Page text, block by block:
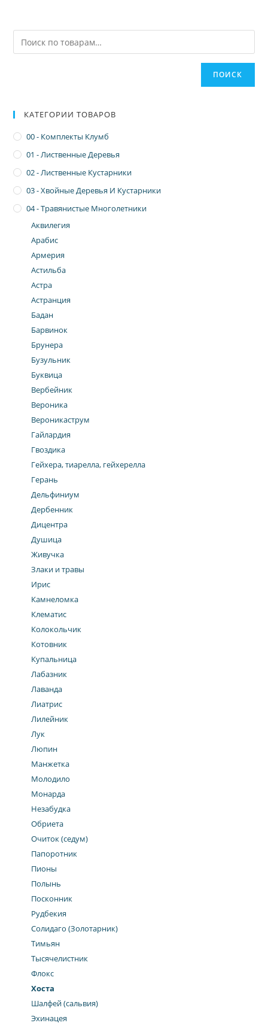
ПОИСК
КАТЕГОРИИ ТОВАРОВ
00 - Комплекты Клумб
01 - Лиственные Деревья
02 - Лиственные Кустарники
03 - Хвойные Деревья И Кустарники
04 - Травянистые Многолетники
Аквилегия
Арабис
Армерия
Астильба
Астра
Астранция
Бадан
Барвинок
Брунера
Бузульник
Буквица
Вербейник
Вероника
Вероникаструм
Гайлардия
Гвоздика
Гейхера, тиарелла, гейхерелла
Герань
Дельфиниум
Дербенник
Дицентра
Душица
Живучка
Злаки и травы
Ирис
Камнеломка
Клематис
Колокольчик
Котовник
Купальница
Лабазник
Лаванда
Лиатрис
Лилейник
Лук
Люпин
Манжетка
Молодило
Монарда
Незабудка
Обриета
Очиток (седум)
Папоротник
Пионы
Полынь
Посконник
Рудбекия
Солидаго (Золотарник)
Тимьян
Тысячелистник
Флокс
Хоста
Шалфей (сальвия)
Эхинацея